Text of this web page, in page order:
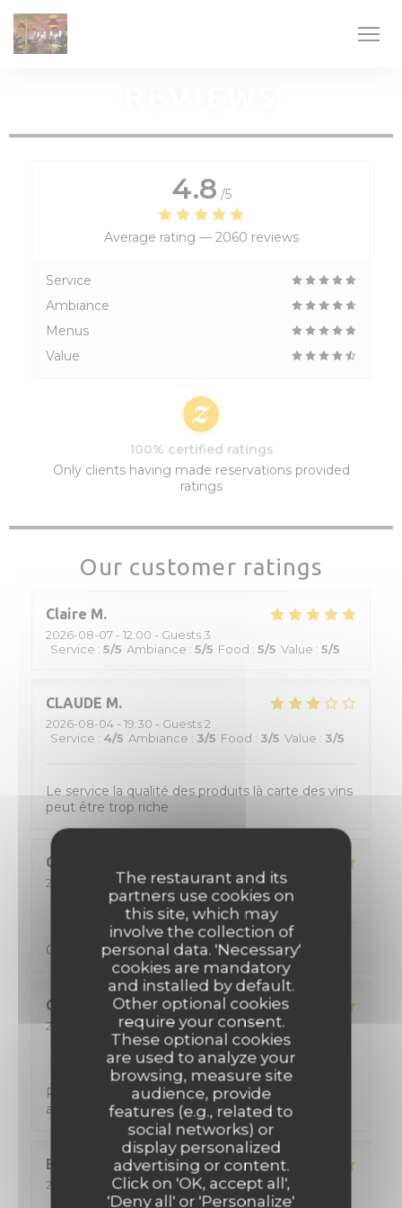
The restaurant and its
partners use cookies on
this site, which may
involve the collection of
personal data. 'Necessary'
cookies are mandatory
and installed by default.
Other optional cookies
require your consent.
These optional cookies
are used to analyze your
browsing, measure site
audience, provide
features (e.g., related to
social networks) or
display personalized
advertising or content.
Click on 'OK, accept all',
'Deny all' or 'Personalize'
Our customer ratings
Claire M
2026-08-07 - 12:00 - Guests 3
Service : 5/5 Ambiance : 5/5 Food : 5/5 Value : 5/5
CLAUDE M
2026-08-04 - 19:30 - Guests 2
Service : 4/5 Ambiance : 3/5 Food : 3/5 Value : 3/5
Le service la qualité des produits là carte des vins
peut être trop riche
Cyril
2026-08-04
- 20:00 - Guests 2
4/5 Ambiance:5/5 Food:5/5 Value
Cuisine excellente Menu copieux, avec du choix
CYRIL
2026-08-02
- 12:00 - Guests 2
/5 Ambiance: 5/5 Food:5/5 Value
Personnel tres accueillant, de tres bon conseil
avec une cuisine formidable !
Eric
2026-08-02- 12:15 - Guests 2
5/5 Ambiance: 5/5 Food:5/5 Value
4.8 /5
Average rating — 2060 reviews
Service
Ambiance
Menus
Value
100% certified ratings
Only clients having made reservations provided
ratings